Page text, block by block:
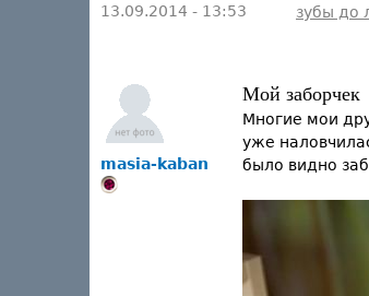
13.09.2014 - 13:53 зубы до
masia-kaban
Мой заборчек
Многие мои
уже
было видно